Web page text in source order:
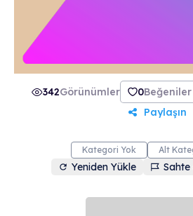
342Görünümler 0Beğeniler
Paylaşın
Kategori Yok Alt
Yeniden Yükle